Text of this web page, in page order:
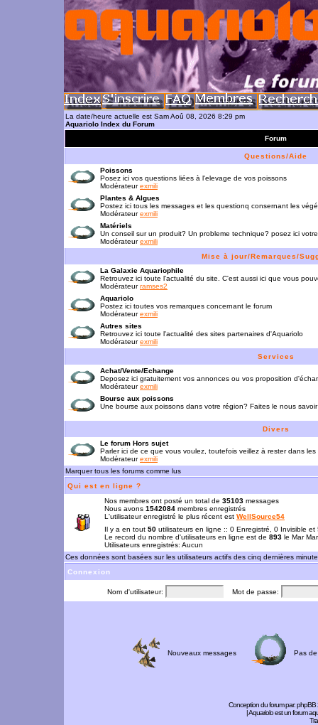
La date/heure actuelle est Sam Aoû 08, 2026 8:29 pm
Aquariolo Index du Forum
Forum
Questions/Aide
Poissons
Posez ici vos questions liées à l'elevage de vos poissons
Modérateurexmili
Plantes & Algues
Postez ici tous les messages et les questionq consernant les
Modérateurexmili
Matériels
Un conseil sur un produit? Un probleme technique? posez ici
Modérateurexmili
Mise à jour/Remarques/
La Galaxie Aquariophile
Retrouvez ici toute l'actualité du site. C'est aussi ici que vous
Modérateurramses2
Aquariolo
Postez ici toutes vos remarques concernant le forum
Modérateurexmili
Autres sites
Retrouvez ici toute l'actualité des sites partenaires d'Aquariolo
Modérateurexmili
Services
Achat/Vente/Echange
Deposez ici gratuitement vos annonces ou vos proposition
Modérateurexmili
Bourse aux poissons
Une bourse aux poissons dans votre région? Faites le nous savoir
Divers
Le forum Hors sujet
Parler ici de ce que vous voulez, toutefois veillez à rester dans les
Modérateurexmili
Marquer tous les forums comme lus
Qui est en ligne ?
Nos membres ont posté un total de 35103 messages
Nous avons 1542084 membres enregistrés
L'utilisateur enregistré le plus récent est WellSource54
Il y a en tout 50 utilisateurs en ligne :: 0 Enregistré, 0 Invisible
Le record du nombre d'utilisateurs en ligne est de 893 le Mar
Utilisateurs enregistrés: Aucun
Ces données sont basées sur les utilisateurs actifs des cinq dernières
Connexion
Nom d'utilisateur: Mot de passe:
Nouveaux messages Pas
Conception du forum par:phpBB
| Aquariolo est un forum